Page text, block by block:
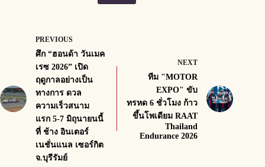
PREVIOUS
ศึก “ฮอนด้า วันเมค
เรซ 2026” เปิด
ฤดูกาลอย่างเป็น
ทางการ ดวล
ความเร็วสนาม
แรก 5-7 มิถุนายนนี้
ที่ ช้าง อินเตอร์
เนชั่นแนล เซอร์กิต
จ.บุรีรัมย์
NEXT
ทีม "MOTOR
EXPO" ขับ
ทรหด 6 ชั่วโมง ก้าว
ขึ้นโพเดียม RAAT
Thailand
Endurance 2026